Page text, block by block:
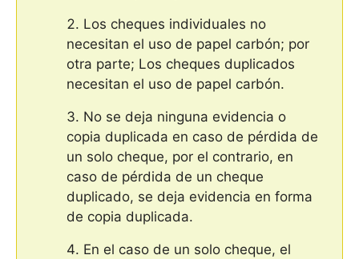
Los cheques individuales no
necesitan el uso de papel carbón; por
otra parte; Los cheques duplicados
necesitan el uso de papel carbón.
No se deja ninguna evidencia o
copia duplicada en caso de pérdida de
un solo cheque, por el contrario, en
caso de pérdida de un cheque
duplicado, se deja evidencia en forma
de copia duplicada.
En el caso de un solo cheque, el